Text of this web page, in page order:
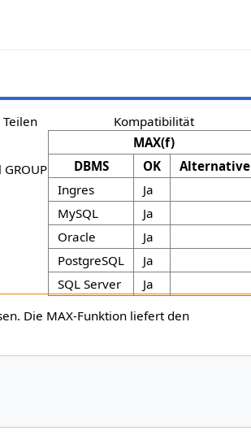
Kompatibilität
MAX(f)
DBMS
OK
Alternative
Ingres
Ja
MySQL
Ja
Oracle
Ja
PostgreSQL
Ja
SQL Server
Ja
Die MAX-Funktion liefert den